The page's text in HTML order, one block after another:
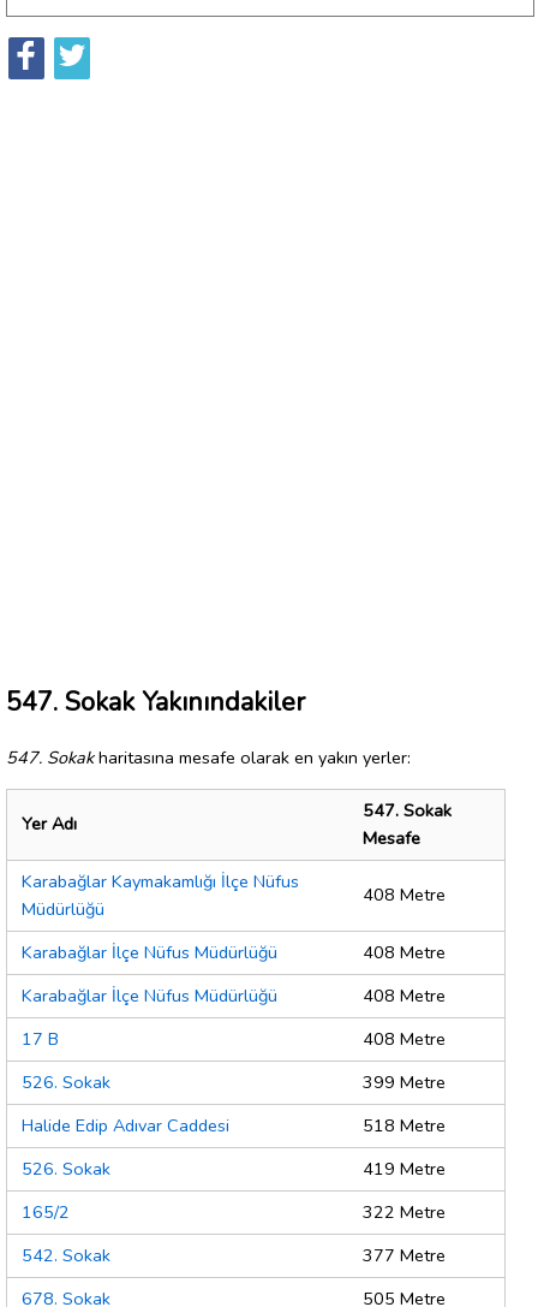
547. Sokak Yakınındakiler
547. Sokakharitasına mesafe olarak en yakın yerler:
Yer Adı
547. Sokak
Mesafe
Karabağlar Kaymakamlığı İlçe Nüfus
Müdürlüğü
408 Metre
Karabağlar İlçe Nüfus Müdürlüğü
408 Metre
Karabağlar İlçe Nüfus Müdürlüğü
408 Metre
17 B
408 Metre
526. Sokak
399 Metre
Halide Edip Adıvar Caddesi
518 Metre
526. Sokak
419 Metre
165/2
322 Metre
542. Sokak
377 Metre
678. Sokak
505 Metre